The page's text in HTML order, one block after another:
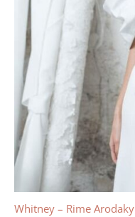
Whitney – Rime Arodaky